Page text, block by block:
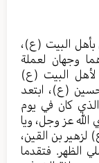
البيت (ع)،
وجهان لعملة
البيت (ع)
(ع)، ابتعد
كان في يوم
الله عز وجل، ويا
بن القين،
الظهر. فتقدما